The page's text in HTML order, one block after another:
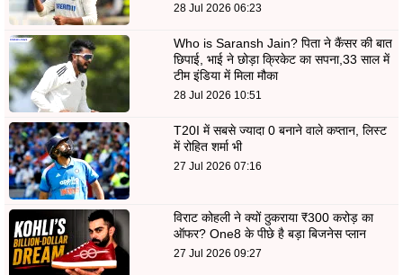
28 Jul 2026 06:23
Who is Saransh Jain? पिता ने कैंसर की बात
छिपाई, भाई ने छोड़ा क्रिकेट का सपना,33 साल में
टीम इंडिया में मिला मौका
28 Jul 2026 10:51
T20I में सबसे ज्यादा 0 बनाने वाले कप्तान, लिस्ट
में रोहित शर्मा भी
27 Jul 2026 07:16
विराट कोहली ने क्यों ठुकराया ₹300 करोड़ का
ऑफर? One8 के पीछे है बड़ा बिजनेस प्लान
27 Jul 2026 09:27